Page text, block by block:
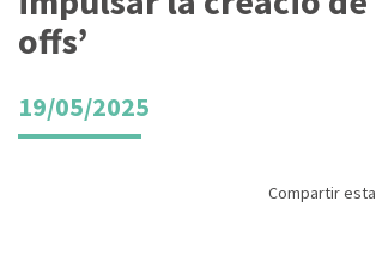
offs’
19/05/2025
Compartir